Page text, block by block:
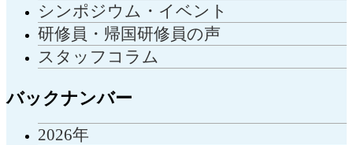
シンポジウム・イベント
研修員・帰国研修員の声
スタッフコラム
バックナンバー
2026年